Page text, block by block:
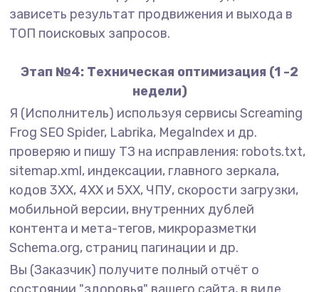
зависеть результат продвижения и выхода в
ТОП поисковых запросов.
Этап №4: Техническая оптимизация (1 -2
недели)
Я (Исполнитель) используя сервисы Screaming
Frog SEO Spider, Labrika, MegaIndex и др.
проверяю и пишу ТЗ на исправления: robots.txt,
sitemap.xml, индексации, главного зеркала,
кодов 3XX, 4XX и 5XX, ЧПУ, скорости загрузки,
мобильной версии, внутренних дублей
контента и мета-тегов, микроразметки
Schema.org, страниц пагинации и др.
Вы (Заказчик) получите полный отчёт о